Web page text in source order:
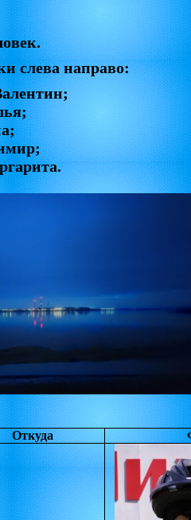
слева направо:
Откуда